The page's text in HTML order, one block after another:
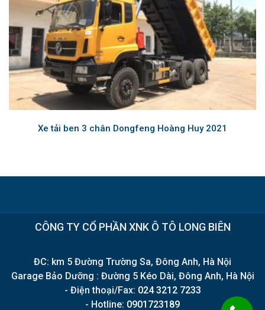
Xe tải ben 3 chân Dongfeng Hoàng Huy 2021
CÔNG TY CỔ PHẦN XNK Ô TÔ LONG BIÊN
ĐC: km 5 Đường Trường Sa, Đông Anh, Hà Nội
Garage Bảo Dưỡng : Đường 5 Kéo Dài, Đông Anh, Hà Nội
- Điện thoại/Fax: 024 3212 7233
- Hotline: 0901723189